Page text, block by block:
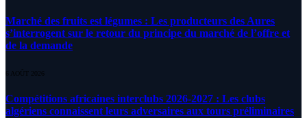
Marché des fruits est légumes : Les producteurs des Aures
s’interrogent sur le retour du principe du marché de l’offre et
de la demande
6 AOÛT 2026
Compétitions africaines interclubs 2026-2027 : Les clubs
algériens connaissent leurs adversaires aux tours préliminaires